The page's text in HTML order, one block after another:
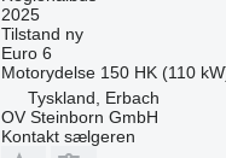
2025
Tilstand ny
Euro 6
Motorydelse 150 HK (110
Tyskland, Erbach
OV Steinborn GmbH
Kontakt sælgeren